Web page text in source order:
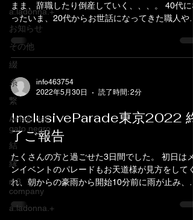
a.ladonna.+
お知らせ
その他
綴
糸
繋
Antojo del
gato negro
結
縁
m3
company
a.ladonna.+
まま、辞職したり倒産していく、、、。 40代に
ったいま、20代からお世話になってきた職人や工
場でお付き合いのあるのは1割にも満たない。 海
生産・大量生産・安価なファストファッションの
波にのまれたり、IT産業など物の無い＝リスク...
info463754
2022年5月30日
読了時間: 2分
InclusiveParade東京2022 終
了ご報告
たくさんの方と過ごせた3日間でした。 初日はメ
ンイベントのパレードもお天道様が見方をしてく
れ、朝からの豪雨から開始10分前に雨が止み、見
事開催されました 私もステッキアーティスト楓
子さんのステッキをついて参加させていただきま